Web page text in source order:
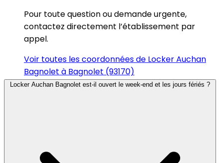
Pour toute question ou demande urgente,
contactez directement l’établissement par
appel.
Voir toutes les coordonnées de Locker Auchan
Bagnolet à Bagnolet (93170)
Locker Auchan Bagnolet est-il ouvert le week-end et les jours fériés ?